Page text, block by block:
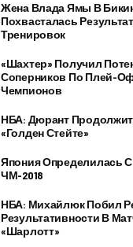
Жена Влада Ямы В
Похвасталась
Тренировок
«Шахтер» Получил
Соперников По Плей-
Чемпионов
НБА: Дюрант
«Голден Стейте»
Япония Определилась
ЧМ-2018
НБА: Михайлюк Побил
Результативности В
«Шарлотт»